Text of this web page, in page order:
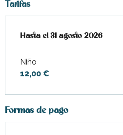
Tarifas
Desde 1 julio 2026hasta
Hasta el31 agosto 2026
Niño
12,00 €
Formas de pago